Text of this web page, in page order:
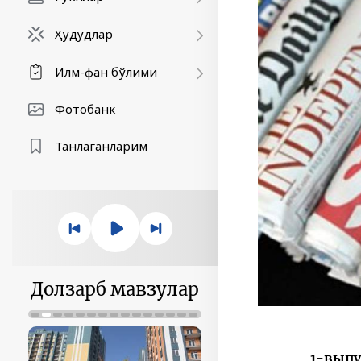
Ҳудудлар
Илм-фан бўлими
Фотобанк
Танлаганларим
Долзарб мавзулар